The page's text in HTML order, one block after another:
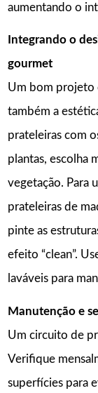
aumentando o
Integrando o
gourmet
Um bom projeto
também a
prateleiras com
plantas, escolha
vegetação. Para
prateleiras de
pinte as
efeito “clean”.
laváveis para
Manutenção e
Um circuito de
Verifique
superfícies para